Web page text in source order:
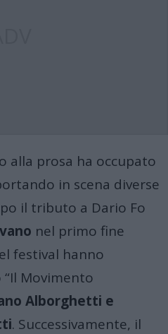
alla prosa ha occupato
in scena diverse
il tributo a Dario Fo
nel primo fine
festival hanno
Movimento
Alborghetti e
. Successivamente, il